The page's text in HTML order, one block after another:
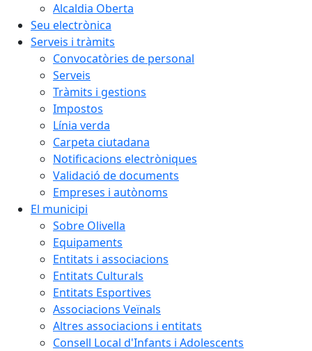
Alcaldia Oberta
Seu electrònica
Serveis i tràmits
Convocatòries de personal
Serveis
Tràmits i gestions
Impostos
Línia verda
Carpeta ciutadana
Notificacions electròniques
Validació de documents
Empreses i autònoms
El municipi
Sobre Olivella
Equipaments
Entitats i associacions
Entitats Culturals
Entitats Esportives
Associacions Veïnals
Altres associacions i entitats
Consell Local d'Infants i Adolescents